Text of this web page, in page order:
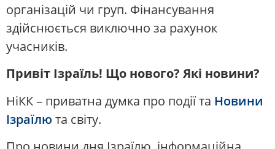
організацій чи груп. Фінансування
здійснюється виключно за рахунок
учасників.
Привіт Ізраїль! Що нового? Які новини?
НіКК – приватна думка про події та Новини
Ізраїлю та світу.